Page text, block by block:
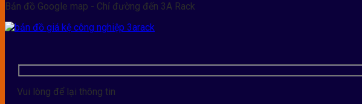
Bản đồ Google map - Chỉ đường đến 3A Rack
Vui lòng để lại thông tin